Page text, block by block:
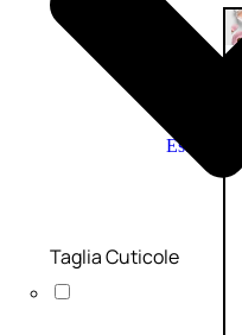
Esaurito
Taglia Cuticole